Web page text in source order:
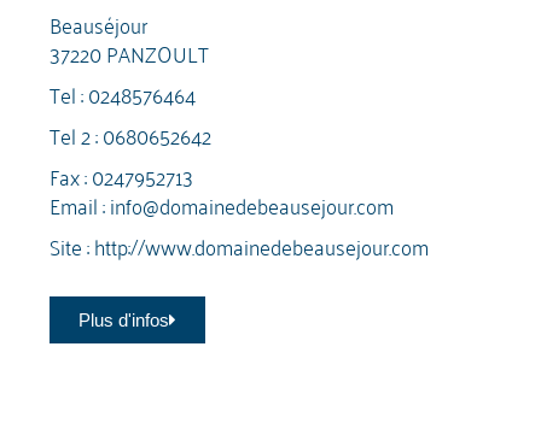
Beauséjour
37220 PANZOULT
Tel :0248576464
Tel 2 :0680652642
Fax : 0247952713
Email :info@domainedebeausejour.com
Site :http://www.domainedebeausejour.com
Plus d'infos